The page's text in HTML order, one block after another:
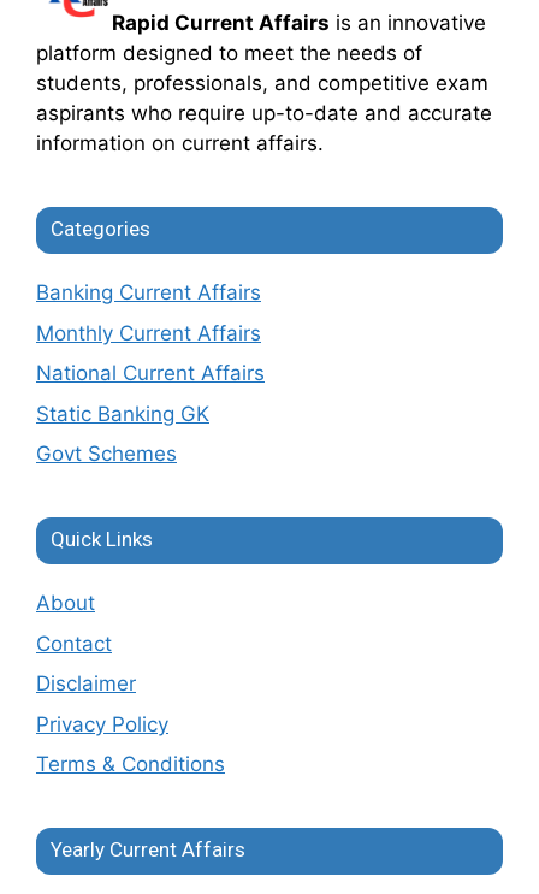
Rapid Current Affairs is an innovative
platform designed to meet the needs of
students, professionals, and competitive exam
aspirants who require up-to-date and accurate
information on current affairs.
Categories
Banking Current Affairs
Monthly Current Affairs
National Current Affairs
Static Banking GK
Govt Schemes
Quick Links
About
Contact
Disclaimer
Privacy Policy
Terms & Conditions
Yearly Current Affairs